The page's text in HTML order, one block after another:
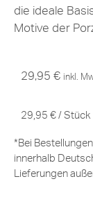
die ideale
Motive der
29,95 € inkl.
29,95 € / Stück
*Bei
innerhalb
Lieferungen